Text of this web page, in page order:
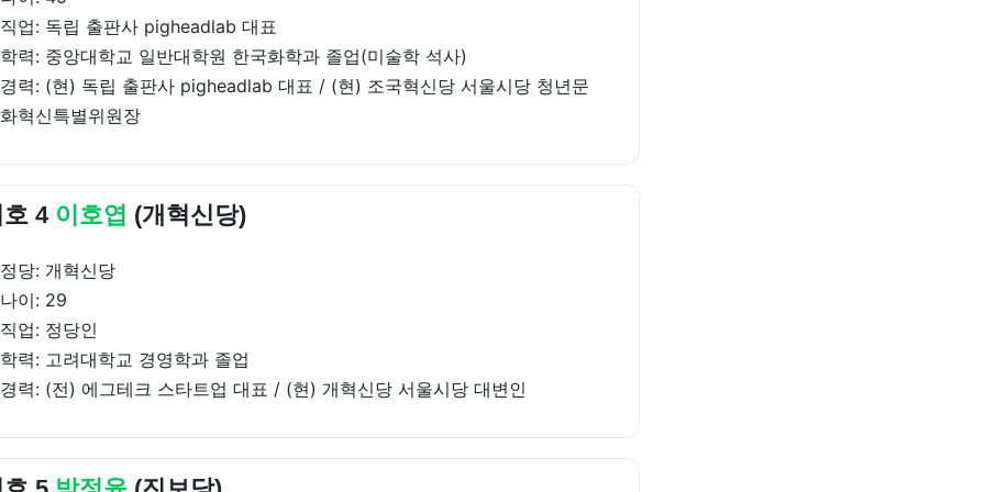
직업: 독립 출판사 pigheadlab 대표
학력: 중앙대학교 일반대학원 한국화학과 졸업(미술학 석사)
경력: (현) 독립 출판사 pigheadlab 대표 / (현) 조국혁신당 서울시당 청년문
화혁신특별위원장
4 이호엽 (개혁신당)
정당: 개혁신당
나이: 29
직업: 정당인
학력: 고려대학교 경영학과 졸업
경력: (전) 에그테크 스타트업 대표 / (현) 개혁신당 서울시당 대변인